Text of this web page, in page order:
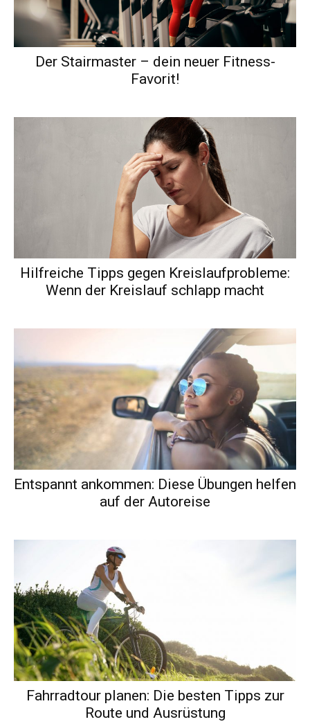
Der Stairmaster – dein neuer Fitness-
Favorit!
Hilfreiche Tipps gegen Kreislaufprobleme:
Wenn der Kreislauf schlapp macht
Entspannt ankommen: Diese Übungen helfen
auf der Autoreise
Fahrradtour planen: Die besten Tipps zur
Route und Ausrüstung